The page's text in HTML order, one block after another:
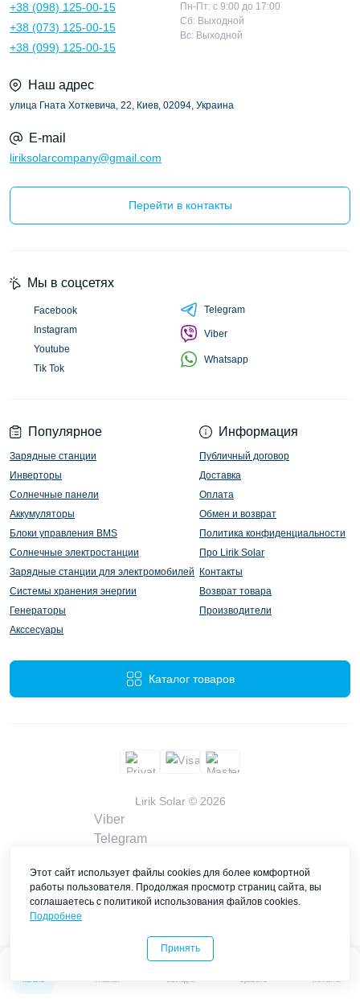
Каталог Главная Закладки
0
Сравнить Контакты
+38 (098) 125-00-15
+38 (073) 125-00-15
+38 (099) 125-00-15
Пн-Пт: с 9:00 до 17:00
Сб: Выходной
Вс: Выходной
Наш адрес
улица Гната Хоткевича, 22, Киев, 02094, Украина
E-mail
liriksolarcompany@gmail.com
Перейти в контакты
Популярное
Зарядные станции
Инверторы
Солнечные панели
Аккумуляторы
Блоки управления BMS
Солнечные электростанции
Зарядные станции для электромобилей
Системы хранения энергии
Генераторы
Акссесуары
Информация
Публичный договор
Доставка
Оплата
Обмен и возврат
Политика конфиденциальности
Про Lirik Solar
Контакты
Возврат товара
Производители
Каталог товаров
Мы в соцсетях
Facebook
Instagram
Youtube
Tik Tok
Telegram
Viber
Whatsapp
Lirik Solar © 2026
Viber
Telegram
liriksolarcompany@gmail.com
Заказать звонок
Этот сайт использует файлы cookies для более комфортной
работы пользователя. Продолжая просмотр страниц сайта, вы
соглашаетесь с политикой использования файлов cookies.
Подробнее
Принять